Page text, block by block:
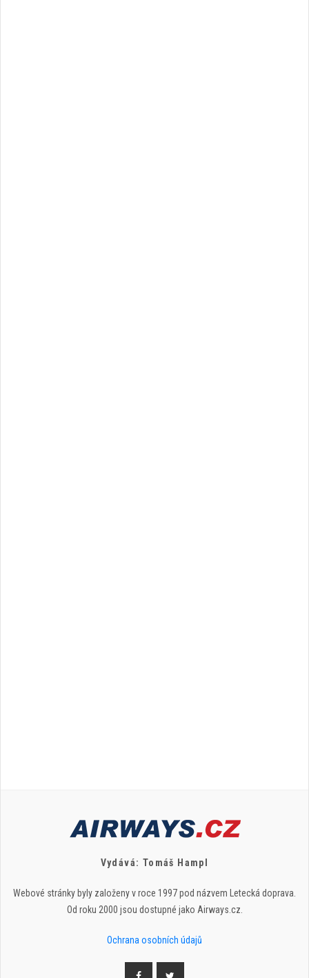
Vydává: Tomáš Hampl
Webové stránky byly založeny v roce 1997 pod názvem Letecká doprava.
Od roku 2000 jsou dostupné jako Airways.cz.
Ochrana osobních údajů